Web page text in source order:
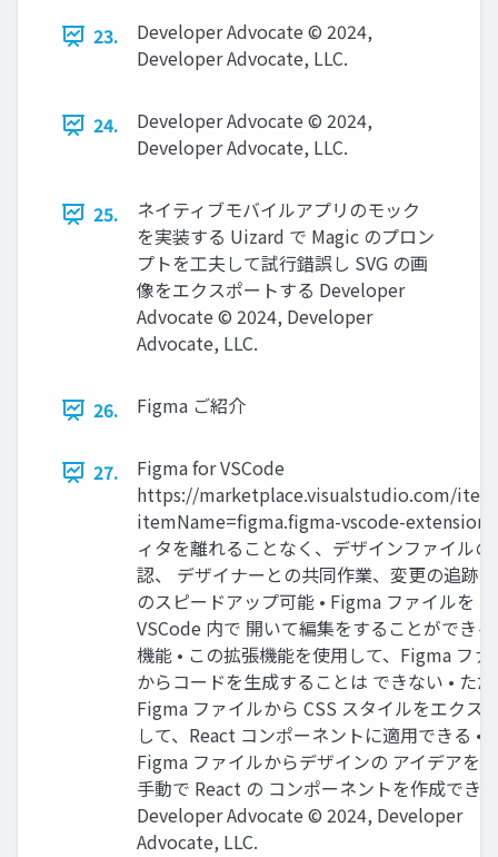
23.
Developer Advocate ©︎ 2024,
Developer Advocate, LLC.
24.
Developer Advocate ©︎ 2024,
Developer Advocate, LLC.
25.
ネイティブモバイルアプリのモック
を実装する Uizard で Magic のプロン
プトを工夫して試行錯誤し SVG の画
像をエクスポートする Developer
Advocate ©︎ 2024, Developer
Advocate, LLC.
26. Figma ご紹介
27.
Figma for VSCode
https://marketplace.visualstudio.com/
itemName=figma.figma-vscode-extension
ィタを離れることなく、デザインファイルの
認、 デザイナーとの共同作業、変更の追跡
のスピードアップ可能 • Figma ファイルを
VSCode 内で 開いて編集をすることができ
機能 • この拡張機能を使用して、Figma ファ
からコードを生成することは できない • た
Figma ファイルから CSS スタイルをエクス
して、React コンポーネントに適用できる •
Figma ファイルからデザインの アイデアを
手動で React の コンポーネントを作成できる
Developer Advocate ©︎ 2024, Developer
Advocate, LLC.